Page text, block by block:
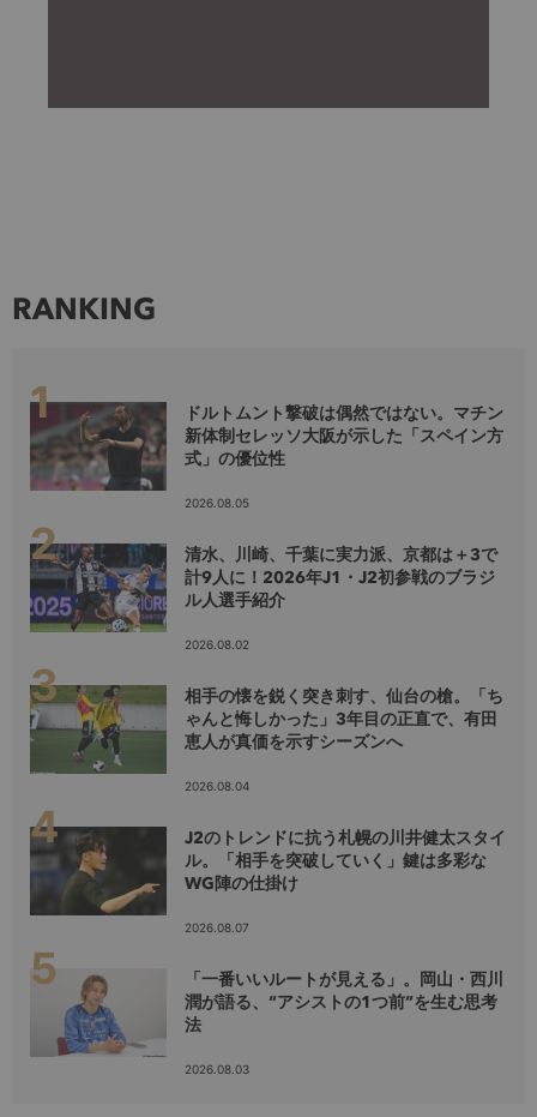
RANKING
ドルトムント撃破は偶然ではない。マチン
新体制セレッソ大阪が示した「スペイン方
式」の優位性
2026.08.05
清水、川崎、千葉に実力派、京都は＋3で
計9人に！2026年J1・J2初参戦のブラジ
ル人選手紹介
2026.08.02
相手の懐を鋭く突き刺す、仙台の槍。「ち
ゃんと悔しかった」3年目の正直で、有田
恵人が真価を示すシーズンへ
2026.08.04
J2のトレンドに抗う札幌の川井健太スタイ
ル。「相手を突破していく」鍵は多彩な
WG陣の仕掛け
2026.08.07
「一番いいルートが見える」。岡山・西川
潤が語る、“アシストの1つ前”を生む思考
法
2026.08.03